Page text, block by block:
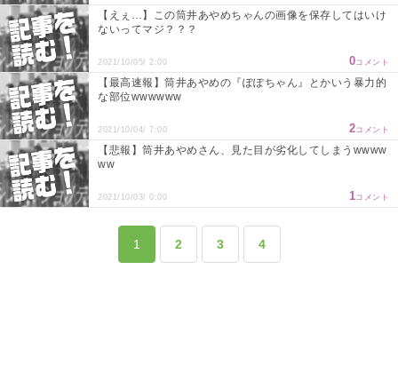
【えぇ…】この筒井あやめちゃんの画像を保存してはいけ
ないってマジ？？？
2021/10/05/ 2:00 0コメント
【最高速報】筒井あやめの『ぽぽちゃん』とかいう暴力的
な部位wwwwww
2021/10/04/ 7:00 2コメント
【悲報】筒井あやめさん、見た目が劣化してしまうwwww
ww
2021/10/03/ 0:00 1コメント
1 2 3 4